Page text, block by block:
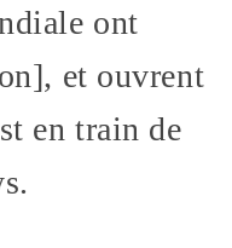
ont
et ouvrent
en train de